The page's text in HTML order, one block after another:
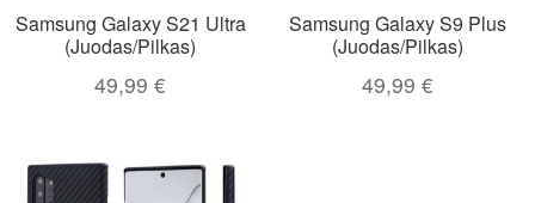
Samsung Galaxy S21 Ultra
(Juodas/Pilkas)
49,99€
Samsung Galaxy S9 Plus
(Juodas/Pilkas)
49,99€